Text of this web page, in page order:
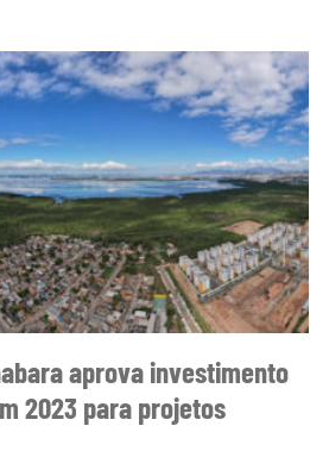
aprova investimento
2023 para projetos